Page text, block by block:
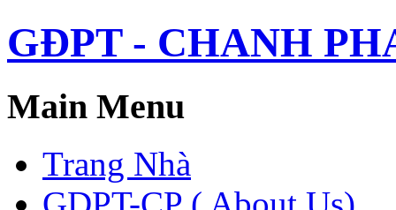
GĐPT - CHANH
Main Menu
Trang Nhà